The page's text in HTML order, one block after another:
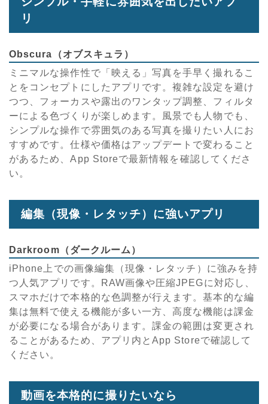
リ
Obscura（オブスキュラ）
ミニマルな操作性で「映える」写真を手早く撮れるこ
とをコンセプトにしたアプリです。複雑な設定を避け
つつ、フォーカスや露出のワンタップ調整、フィルタ
ーによる色づくりが楽しめます。風景でも人物でも、
シンプルな操作で雰囲気のある写真を撮りたい人にお
すすめです。仕様や価格はアップデートで変わること
があるため、App Storeで最新情報を確認してくださ
い。
編集（現像・レタッチ）に強いアプリ
Darkroom（ダークルーム）
iPhone上での画像編集（現像・レタッチ）に強みを持
つ人気アプリです。RAW画像や圧縮JPEGに対応し、
スマホだけで本格的な色調整が行えます。基本的な編
集は無料で使える機能が多い一方、高度な機能は課金
が必要になる場合があります。課金の範囲は変更され
ることがあるため、アプリ内とApp Storeで確認して
ください。
動画を本格的に撮りたいなら